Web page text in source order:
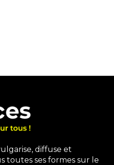
diffuse et
toutes ses formes sur le